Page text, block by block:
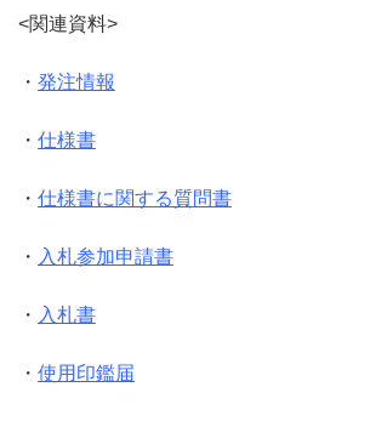
<関連資料>
・ 発注情報
・ 仕様書
・ 仕様書に関する質問書
・ 入札参加申請書
・ 入札書
・ 使用印鑑届